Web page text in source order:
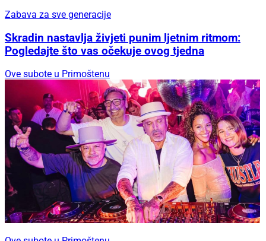
Zabava za sve generacije
Skradin nastavlja živjeti punim ljetnim ritmom:
Pogledajte što vas očekuje ovog tjedna
Ove subote u Primoštenu